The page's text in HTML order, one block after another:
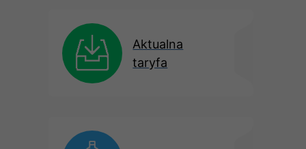
Aktualna
taryfa